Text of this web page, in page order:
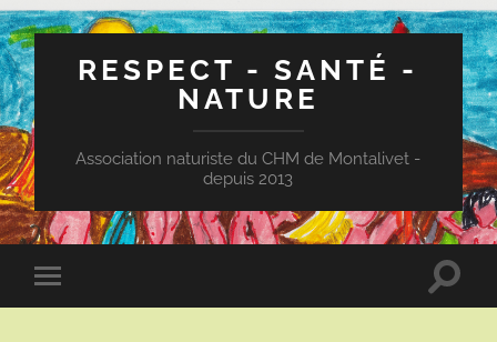
RESPECT - SANTÉ -
NATURE
Association naturiste du CHM de Montalivet -
depuis 2013
Toggle
mobile
Toggle